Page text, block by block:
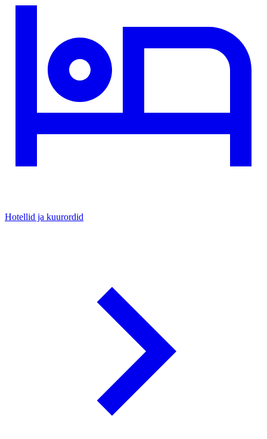
Hotellid ja kuurordid